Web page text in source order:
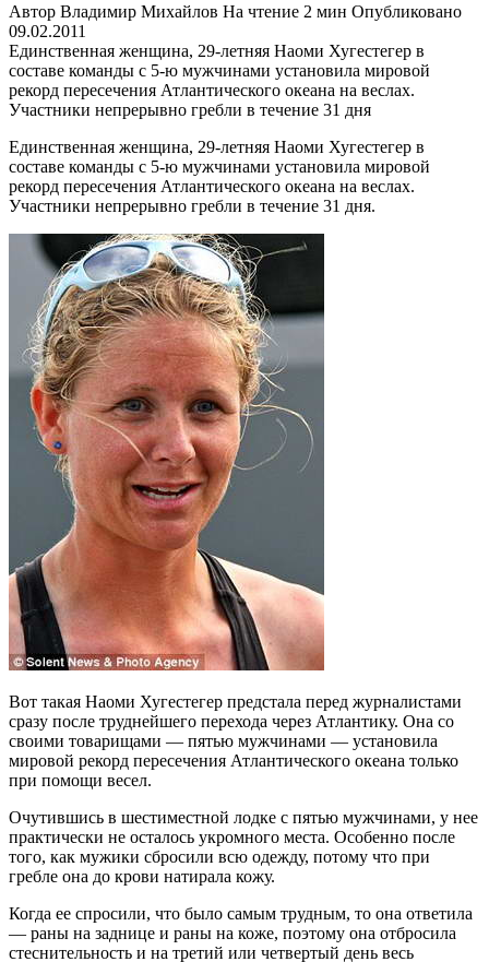
Автор Владимир Михайлов На чтение 2 мин Опубликовано
09.02.2011
Единственная женщина, 29-летняя Наоми Хугестегер в
составе команды с 5-ю мужчинами установила мировой
рекорд пересечения Атлантического океана на веслах.
Участники непрерывно гребли в течение 31 дня
Единственная женщина, 29-летняя Наоми Хугестегер в
составе команды с 5-ю мужчинами установила мировой
рекорд пересечения Атлантического океана на веслах.
Участники непрерывно гребли в течение 31 дня.
Вот такая Наоми Хугестегер предстала перед журналистами
сразу после труднейшего перехода через Атлантику. Она со
своими товарищами — пятью мужчинами — установила
мировой рекорд пересечения Атлантического океана только
при помощи весел.
Очутившись в шестиместной лодке с пятью мужчинами, у нее
практически не осталось укромного места. Особенно после
того, как мужики сбросили всю одежду, потому что при
гребле она до крови натирала кожу.
Когда ее спросили, что было самым трудным, то она ответила
— раны на заднице и раны на коже, поэтому она отбросила
стеснительность и на третий или четвертый день весь